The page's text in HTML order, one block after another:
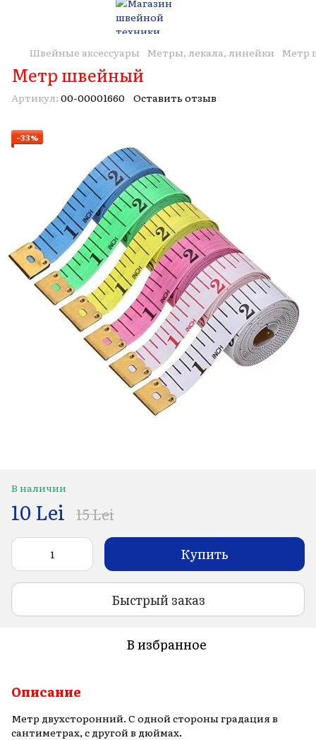
Швейные аксессуары Метры, лекала, линейки Метр
Метр швейный
Артикул: 00-00001660 Оставить отзыв
−33%
В наличии
10 Lei 15 Lei
Купить
Быстрый заказ
В избранное
Описание
Метр двухсторонний. С одной стороны градация в
сантиметрах, с другой в дюймах.